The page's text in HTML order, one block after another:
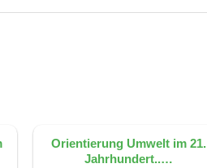
Orientierung Umwelt im 21.
Jahrhundert..…